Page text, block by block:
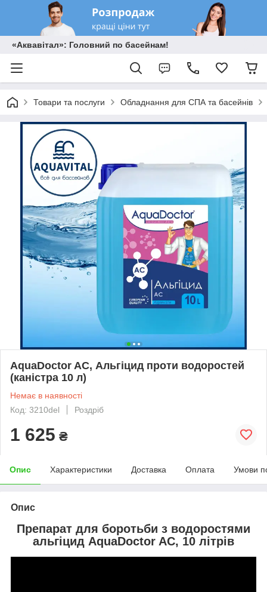
«Аквавітал»: Головний по басейнам!
Товари та послуги Обладнання для СПА та басейнів
AquaDoctor AC, Альгіцид проти водоростей
(каністра 10 л)
Немає в наявності
Код: 3210del
Роздріб
1 625 ₴
Опис Характеристики Доставка Оплата Умови
Опис
Препарат для боротьби з водоростями
альгіцид AquaDoctor AC, 10 літрів